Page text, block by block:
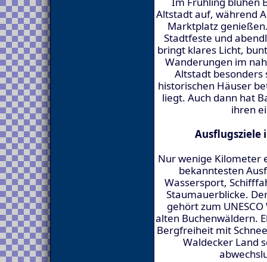
Altstadt auf, während
Marktplatz
Stadtfeste und
bringt klares Licht,
Wanderungen im
Altstadt besonders
historischen Häuser
liegt. Auch dann hat
ihren
Ausflugsziele
Nur wenige Kilometer
bekanntesten
Wassersport,
Staumauerblicke.
gehört zum
alten Buchenwäldern.
Bergfreiheit mit
Waldecker Land